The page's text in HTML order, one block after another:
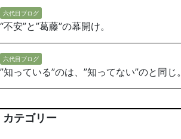
六代目ブログ
“不安”と”葛藤”の幕開け。
六代目ブログ
”知っている”のは、”知ってない”のと同じ。
カテゴリー